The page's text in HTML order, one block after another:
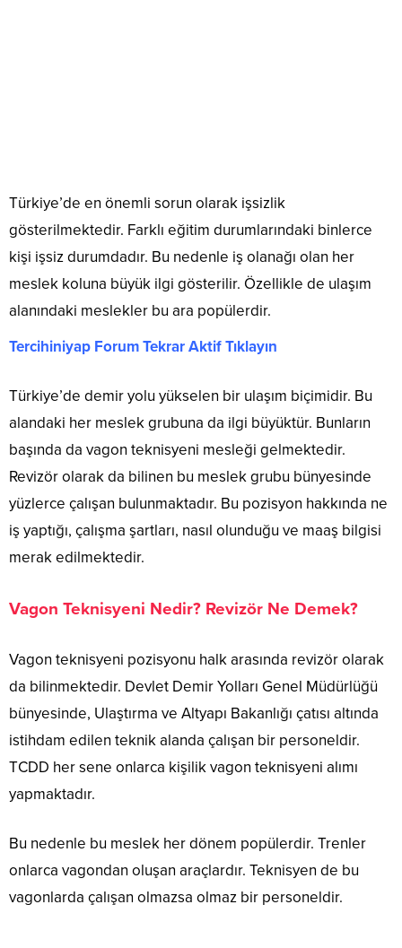
Türkiye’de en önemli sorun olarak işsizlik
gösterilmektedir. Farklı eğitim durumlarındaki binlerce
kişi işsiz durumdadır. Bu nedenle iş olanağı olan her
meslek koluna büyük ilgi gösterilir. Özellikle de ulaşım
alanındaki meslekler bu ara popülerdir.
Tercihiniyap Forum Tekrar Aktif Tıklayın
Türkiye’de demir yolu yükselen bir ulaşım biçimidir. Bu
alandaki her meslek grubuna da ilgi büyüktür. Bunların
başında da vagon teknisyeni mesleği gelmektedir.
Revizör olarak da bilinen bu meslek grubu bünyesinde
yüzlerce çalışan bulunmaktadır. Bu pozisyon hakkında ne
iş yaptığı, çalışma şartları, nasıl olunduğu ve maaş bilgisi
merak edilmektedir.
Vagon Teknisyeni Nedir? Revizör Ne Demek?
Vagon teknisyeni pozisyonu halk arasında revizör olarak
da bilinmektedir. Devlet Demir Yolları Genel Müdürlüğü
bünyesinde, Ulaştırma ve Altyapı Bakanlığı çatısı altında
istihdam edilen teknik alanda çalışan bir personeldir.
TCDD her sene onlarca kişilik vagon teknisyeni alımı
yapmaktadır.
Bu nedenle bu meslek her dönem popülerdir. Trenler
onlarca vagondan oluşan araçlardır. Teknisyen de bu
vagonlarda çalışan olmazsa olmaz bir personeldir.